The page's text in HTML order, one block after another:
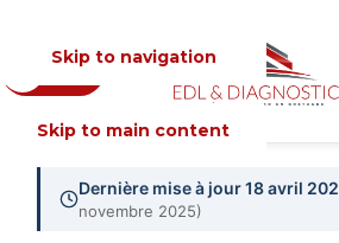
Skip to navigation
Skip to main content
MENU
Dernière mise à jour 18 avril
novembre 2025)